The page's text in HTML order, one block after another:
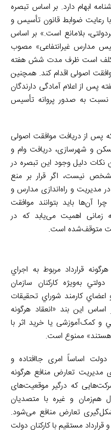
بند (۱) این بخشنامه ابهام دارد. بر اساس تبصره
رعایت ضوابط قانون تأسیس و
بلامانع است.» بر اساس
مدارس غیرانتفاعی» مصوب
مکلف است ظرف مدت شش هفته
اصولی اقدام کند. همچنین
پس از اعلام آمادگی دارندگان
نسبت به صدور پروانه تأسیس
پس از دریافت موافقت اصولی
و شهرسازی، دریافت وام و
نکات دلیل وجود این تبصره در
نیست، اگر قرار بر منع
مدیریت و راه‌اندازی مدارس و
آن‌ها باید بتوانند موافقت
زمانی اهمیت می‌یابد که در
متوقف‌شده است.
قرارداد مربوط به اجراي
به‌ویژه كاركنان سازمان
كارمند شوراي تحقيقات
این بند «انعقاد هرگونه
و کمک‌آموزشی يا خريد اثر با
هستند» ممنوع است.
اساساً امری جاافتاده و
تعارض منافع هرگونه
که درگیر موقعیت‌های
هم‌زمان و غیره با متصدیان
تعارض منافع می‌شود.
قرارداد مستقیم با کارکنان دولت